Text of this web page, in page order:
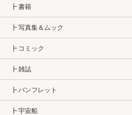
┣ 書籍
┣ 写真集＆ムック
┣ コミック
┣ 雑誌
┣ パンフレット
┣ 宇宙船